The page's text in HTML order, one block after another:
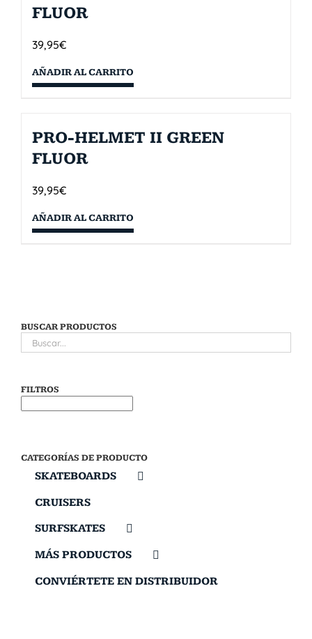
FLUOR
39,95€
AÑADIR AL CARRITO
PRO-HELMET II GREEN
FLUOR
39,95€
AÑADIR AL CARRITO
BUSCAR PRODUCTOS
FILTROS
CATEGORÍAS DE PRODUCTO
SKATEBOARDS
CRUISERS
SURFSKATES
MÁS PRODUCTOS
CONVIÉRTETE EN DISTRIBUIDOR